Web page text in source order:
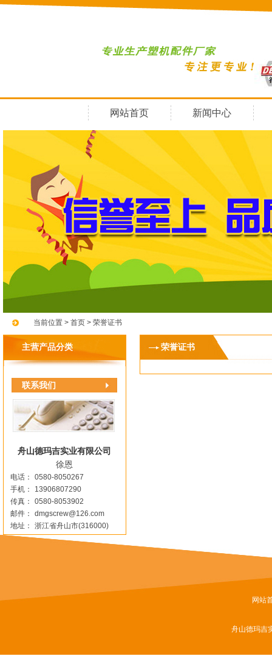
网站首页 新闻中心
当前位置 > 首页 > 荣誉证书
主营产品分类
联系我们
舟山德玛吉实业有限公司
徐恩
电话：
0580-8050267
手机：
13906807290
传真：
0580-8053902
邮件：
dmgscrew@126.com
地址：
浙江省舟山市(316000)
荣誉证书
网站
舟山德玛吉